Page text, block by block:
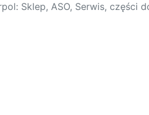
Sklep, ASO, Serwis, części